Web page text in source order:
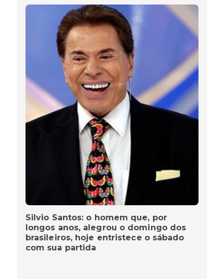
Silvio Santos: o homem que, por
longos anos, alegrou o domingo dos
brasileiros, hoje entristece o sábado
com sua partida